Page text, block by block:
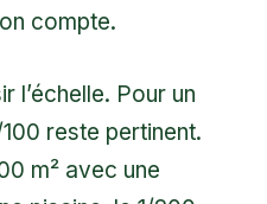
compte.
l’échelle. Pour un
reste pertinent.
m² avec une